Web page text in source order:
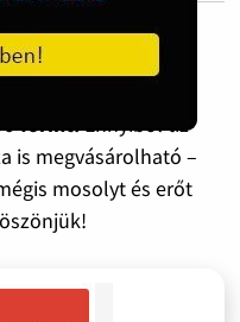
forint.Ennyiből tíz
is megvásárolható –
mosolyt és erőt